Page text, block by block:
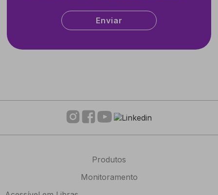
Produtos
Monitoramento